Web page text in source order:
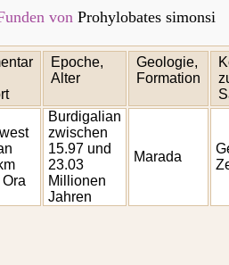
von Prohylobates simonsi
Epoche,
Alter
Geologie,
Formation
Burdigalian
zwischen
15.97 und
23.03
Millionen
Jahren
Marada